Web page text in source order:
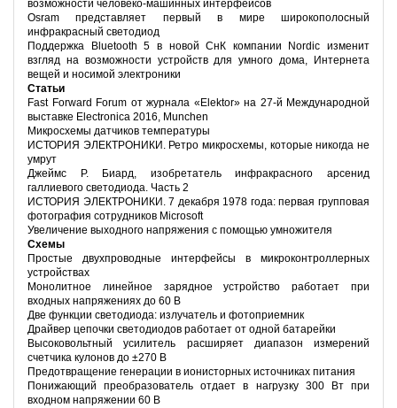
возможности человеко-машинных интерфейсов
Osram представляет первый в мире широкополосный
инфракрасный светодиод
Поддержка Bluetooth 5 в новой СнК компании Nordic изменит
взгляд на возможности устройств для умного дома, Интернета
вещей и носимой электроники
Статьи
Fast Forward Forum от журнала «Elektor» на 27-й Международной
выставке Electronica 2016, Munchen
Микросхемы датчиков температуры
ИСТОРИЯ ЭЛЕКТРОНИКИ. Ретро микросхемы, которые никогда не
умрут
Джеймс Р. Биард, изобретатель инфракрасного арсенид
галлиевого светодиода. Часть 2
ИСТОРИЯ ЭЛЕКТРОНИКИ. 7 декабря 1978 года: первая групповая
фотография сотрудников Microsoft
Увеличение выходного напряжения с помощью умножителя
Схемы
Простые двухпроводные интерфейсы в микроконтроллерных
устройствах
Монолитное линейное зарядное устройство работает при
входных напряжениях до 60 В
Две функции светодиода: излучатель и фотоприемник
Драйвер цепочки светодиодов работает от одной батарейки
Высоковольтный усилитель расширяет диапазон измерений
счетчика кулонов до ±270 В
Предотвращение генерации в ионисторных источниках питания
Понижающий преобразователь отдает в нагрузку 300 Вт при
входном напряжении 60 В